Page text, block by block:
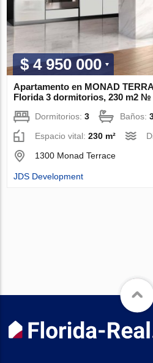
$ 4 950 000
Apartamento en MONAD
Florida 3 dormitorios, 230 m2 №
Dormitorios:3 Baños:
Espacio vital:230 m²
1300 Monad Terrace
JDS Development